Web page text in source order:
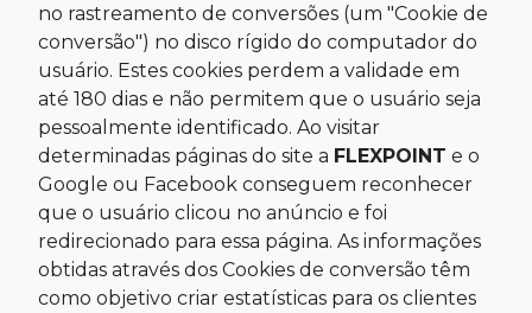
no rastreamento de conversões (um "Cookie de
conversão") no disco rígido do computador do
usuário. Estes cookies perdem a validade em
até 180 dias e não permitem que o usuário seja
pessoalmente identificado. Ao visitar
determinadas páginas do site a FLEXPOINT e o
Google ou Facebook conseguem reconhecer
que o usuário clicou no anúncio e foi
redirecionado para essa página. As informações
obtidas através dos Cookies de conversão têm
como objetivo criar estatísticas para os clientes